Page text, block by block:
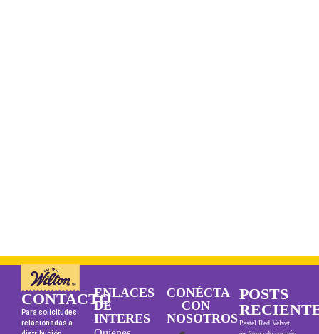
CONTACTO
Para solicitudes
relacionadas a
ENLACES
DE
INTERES
CONÉCTA
CON
NOSOTROS
POSTS
Pastel Red Velvet